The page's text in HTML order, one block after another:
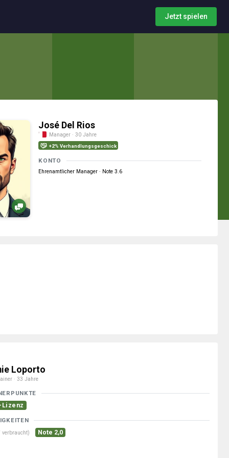
Jetzt spielen
José Del Rios
Manager · 30 Jahre
+2% Verhandlungsgeschick
KONTO
Ehrenamtlicher Manager · Note 3.6
Loporto
· 33 Jahre
Lizenz
verbraucht) Note 2,0